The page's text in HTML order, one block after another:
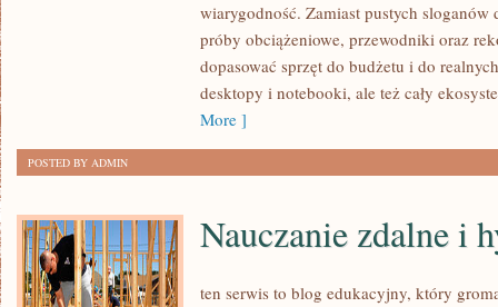
wiarygodność. Zamiast pustych sloganów
próby obciążeniowe, przewodniki oraz
dopasować sprzęt do budżetu i do
desktopy i notebooki, ale też cały
More ]
POSTED BY ADMIN
Nauczanie zdalne i
ten serwis to blog edukacyjny, który